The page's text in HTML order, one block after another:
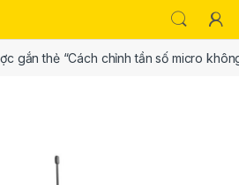
gắn thẻ “Cách chỉnh tần số micro